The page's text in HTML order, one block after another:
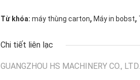
Từ khóa: máy thùng carton, Máy in bobst,
Chi tiết liên lạc
GUANGZHOU HS MACHINERY CO., LTD.